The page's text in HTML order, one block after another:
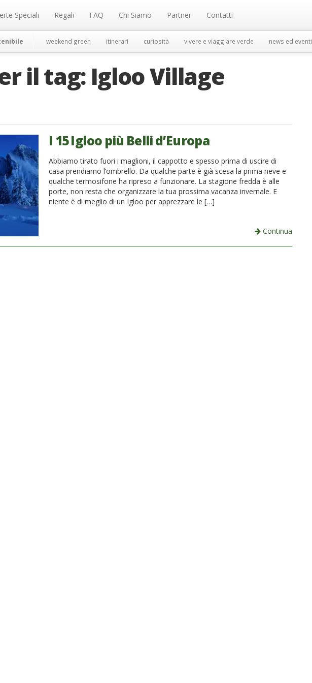
Speciali Regali FAQ Chi Siamo Partner Contatti
weekend green itinerari curiosità vivere e viaggiare verde news ed eventi
il tag: Igloo Village
I 15 Igloo più Belli d’Europa
Abbiamo tirato fuori i maglioni, il cappotto e spesso prima di uscire di
casa prendiamo l’ombrello. Da qualche parte è già scesa la prima neve e
qualche termosifone ha ripreso a funzionare. La stagione fredda è alle
porte, non resta che organizzare la tua prossima vacanza invernale. E
niente è di meglio di un Igloo per apprezzare le […]
Continua